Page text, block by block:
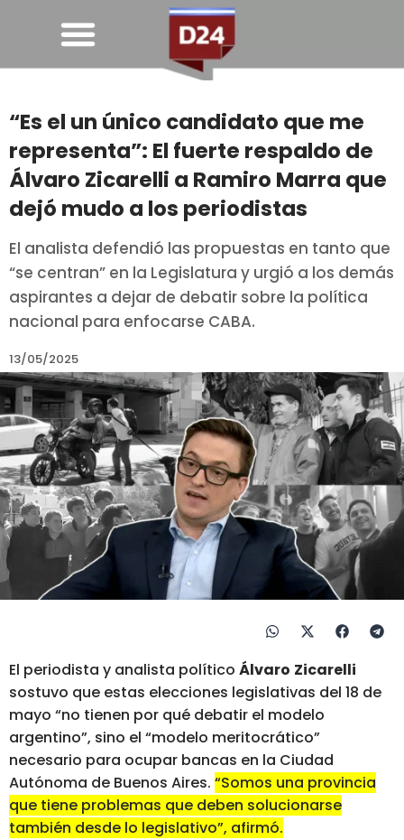
“Es el un único candidato que me
representa”: El fuerte respaldo de
Álvaro Zicarelli a Ramiro Marra que
dejó mudo a los periodistas
El analista defendió las propuestas en tanto que
“se centran” en la Legislatura y urgió a los demás
aspirantes a dejar de debatir sobre la política
nacional para enfocarse CABA.
13/05/2025
El periodista y analista político Álvaro Zicarelli
sostuvo que estas elecciones legislativas del 18 de
mayo “no tienen por qué debatir el modelo
argentino”, sino el “modelo meritocrático”
necesario para ocupar bancas en la Ciudad
Autónoma de Buenos Aires. “Somos una provincia
que tiene problemas que deben solucionarse
también desde lo legislativo”, afirmó.